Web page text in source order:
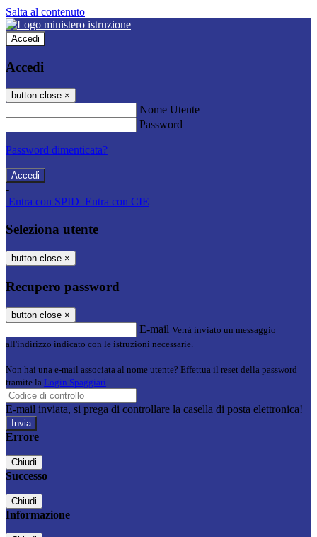
Salta al contenuto
Accedi
Accedi
button close ×
Nome Utente
Password
Password dimenticata?
-
Entra con SPID Entra con CIE
Seleziona utente
button close ×
Recupero password
button close ×
E-mail Verrà inviato un messaggio
all'indirizzo indicato con le istruzioni necessarie.
Non hai una e-mail associata al nome utente? Effettua il reset della password
tramite la Login Spaggiari
E-mail inviata, si prega di controllare la casella di posta elettronica!
Errore
Chiudi
Successo
Chiudi
Informazione